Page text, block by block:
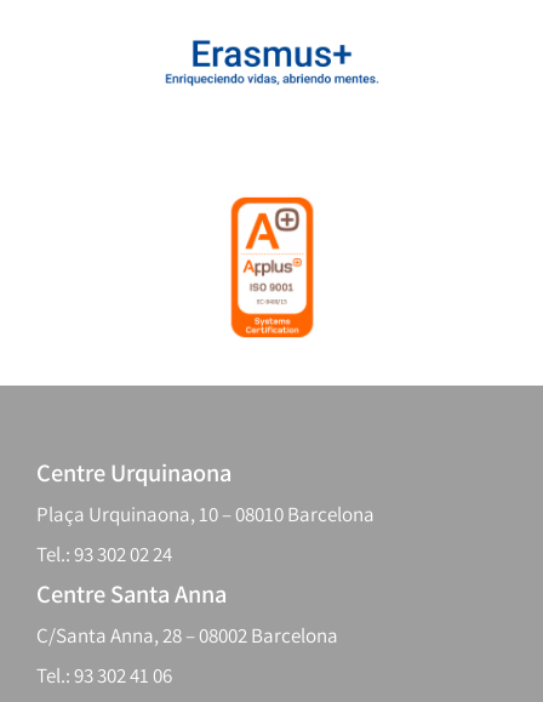
Centre Urquinaona
Plaça Urquinaona, 10 – 08010 Barcelona
Tel.: 93 302 02 24
Centre Santa Anna
C/Santa Anna, 28 – 08002 Barcelona
Tel.: 93 302 41 06